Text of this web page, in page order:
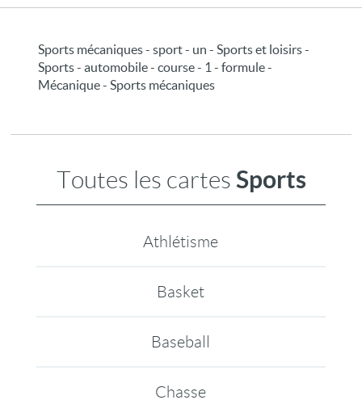
Sports mécaniques - sport - un - Sports et loisirs -
Sports - automobile - course - 1 - formule -
Mécanique - Sports mécaniques
Toutes les cartes Sports
Athlétisme
Basket
Baseball
Chasse